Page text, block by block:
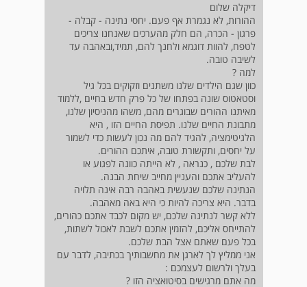
דיקלה שלום
ההורות, לא נגמרת אף פעם. יחסי נתינה - קבלה -
פרגון - הכרה, הם חלק מהערכים שאנחנו צריכים
לטפח, להוות דוגמא ולחנך להם, תמיד,ובאהבה עד
לשיבה טובה.
למה ?
כוון שגם הילדים שלנו משתנים וזקוקים בכל גיל
וסטאטוס שונה בפתחו של כל פרק חדש בחיים ,ללמוד
מאיתנו ההורים שבוגרים מהם, משהו מהניסיון שלנו,
מתבונת החיים שלנו. תפיסת החיים הזו , היא
הלגיטימציה, להגיד להם מה נכון לעשות כדי לשמור
על יחסים, ותקשורת טובה, איתכם ההורים.
לבת שלכם , כנראה , לא הייתה כוונה לפגוע או
להעליב אתכם והעניין מחייב שיחת הבנה.
הנתינה שלכם שנעשית באהבה רבה אינה תלויה
בדבר. היא צריכה להיות כי היא באה מאהבה.
ללא קשר לנתינה שלכם, יש מקום לכבד אתכם כהורים,
להתייחס אליכם, להזמין אתכם לשבת לאכול לשתות,
בכל פעם שאתם אצל הבת שלכם.
אני ממליץ לך לארגן את מחשבותיך בכתיבה, לדבר עם
בעלך ולרשום לעצמכם :
מה אתם מרגישים בסיטואציה הזו ?